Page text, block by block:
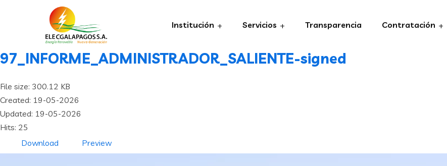
Institución Servicios Transparencia Contratación
97_INFORME_ADMINISTRADOR_SALIENTE-signed
File size: 300.12 KB
Created: 19-05-2026
Updated: 19-05-2026
Hits: 25
Download
Preview